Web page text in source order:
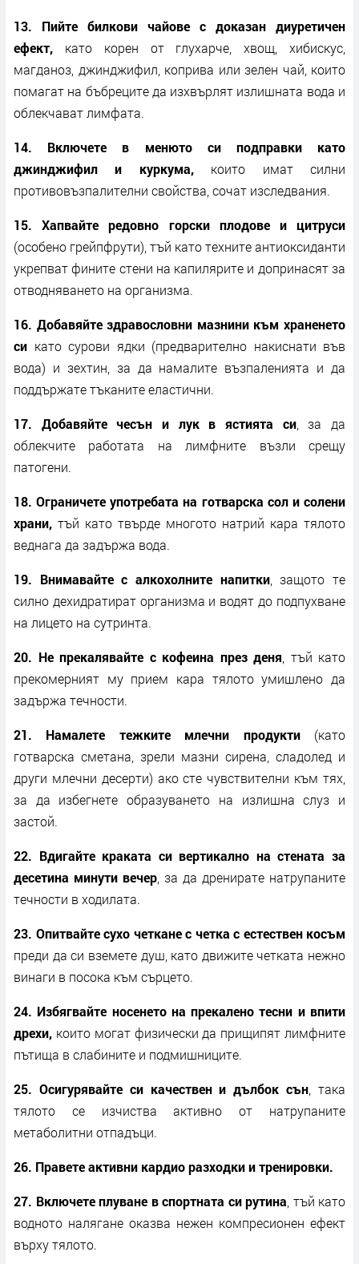
13. Пийте билкови чайове с доказан диуретичен
ефект, като корен от глухарче, хвощ, хибискус,
магданоз, джинджифил, коприва или зелен чай, които
помагат на бъбреците да изхвърлят излишната вода и
облекчават лимфата.
14. Включете в менюто си подправки като
джинджифил и куркума,които имат силни
противовъзпалителни свойства, сочат изследвания.
15. Хапвайте редовно горски плодове и цитруси
(особено грейпфрути), тъй като техните антиоксиданти
укрепват фините стени на капилярите и допринасят за
отводняването на организма.
16. Добавяйте здравословни мазнини към храненето
си като сурови ядки (предварително накиснати във
вода) и зехтин, за да намалите възпаленията и да
поддържате тъканите еластични.
17. Добавяйте чесън и лук в ястията си, за да
облекчите работата на лимфните възли срещу
патогени.
18. Ограничете употребата на готварска сол и солени
храни, тъй като твърде многото натрий кара тялото
веднага да задържа вода.
19. Внимавайте с алкохолните напитки, защото те
силно дехидратират организма и водят до подпухване
на лицето на сутринта.
20. Не прекалявайте с кофеина през деня , тъй като
прекомерният му прием кара тялото умишлено да
задържа течности.
21. Намалете тежките млечни продукти (като
готварска сметана, зрели мазни сирена, сладолед и
други млечни десерти) ако сте чувствителни към тях,
за да избегнете образуването на излишна слуз и
застой.
22. Вдигайте краката си вертикално на стената за
десетина минути вечер , за да дренирате натрупаните
течности в ходилата.
23. Опитвайте сухо четкане с четка с естествен косъм
преди да си вземете душ, като движите четката нежно
винаги в посока към сърцето.
24. Избягвайте носенето на прекалено тесни и впити
дрехи, които могат физически да прищипят лимфните
пътища в слабините и подмишниците.
25. Осигурявайте си качествен и дълбок сън , така
тялото се изчиства активно от натрупаните
метаболитни отпадъци.
26. Правете активни кардио разходки и тренировки.
27. Включете плуване в спортната си рутина , тъй като
водното налягане оказва нежен компресионен ефект
върху тялото.